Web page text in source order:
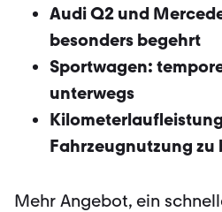
Audi Q2 und
besonders begehrt
Sportwagen:
unterwegs
Fahrzeugnutzung
Mehr Angebot, ein